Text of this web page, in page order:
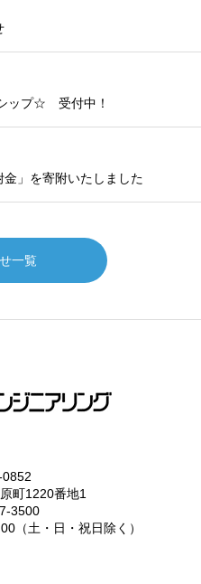
ップ☆ 受付中！
」を寄附いたしました
一覧